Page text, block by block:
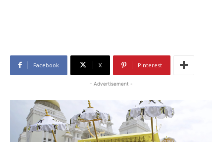
Facebook X Pinterest
- Advertisement -